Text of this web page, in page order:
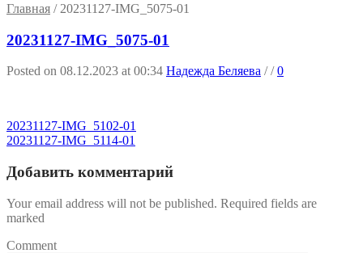
Главная / 20231127-IMG_5075-01
20231127-IMG_5075-01
Posted on 08.12.2023 at 00:34 Надежда Беляева //0
20231127-IMG_5102-01
20231127-IMG_5114-01
Добавить комментарий
Your email address will not be published. Required fields are
marked
Comment